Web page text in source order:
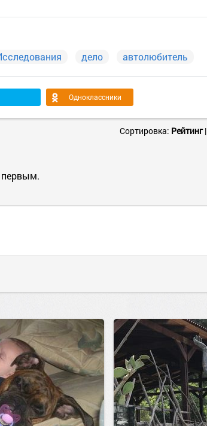
дело автолюбитель
Одноклассники
Сортировка: Рейтинг|
первым.